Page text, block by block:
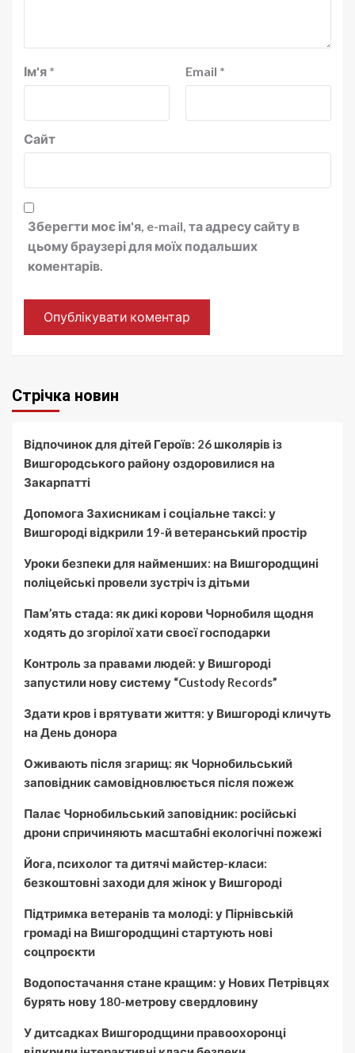
Ім'я * Email *
Сайт
Зберегти моє ім'я, e-mail, та адресу сайту в
цьому браузері для моїх подальших
коментарів.
Стрічка новин
Відпочинок для дітей Героїв: 26 школярів із
Вишгородського району оздоровилися на
Закарпатті
Допомога Захисникам і соціальне таксі: у
Вишгороді відкрили 19-й ветеранський простір
Уроки безпеки для найменших: на Вишгородщині
поліцейські провели зустріч із дітьми
Пам’ять стада: як дикі корови Чорнобиля щодня
ходять до згорілої хати своєї господарки
Контроль за правами людей: у Вишгороді
запустили нову систему “Custody Records”
Здати кров і врятувати життя: у Вишгороді кличуть
на День донора
Оживають після згарищ: як Чорнобильський
заповідник самовідновлюється після пожеж
Палає Чорнобильський заповідник: російські
дрони спричиняють масштабні екологічні пожежі
Йога, психолог та дитячі майстер-класи:
безкоштовні заходи для жінок у Вишгороді
Підтримка ветеранів та молоді: у Пірнівській
громаді на Вишгородщині стартують нові
соцпроєкти
Водопостачання стане кращим: у Нових Петрівцях
бурять нову 180-метрову свердловину
У дитсадках Вишгородщини правоохоронці